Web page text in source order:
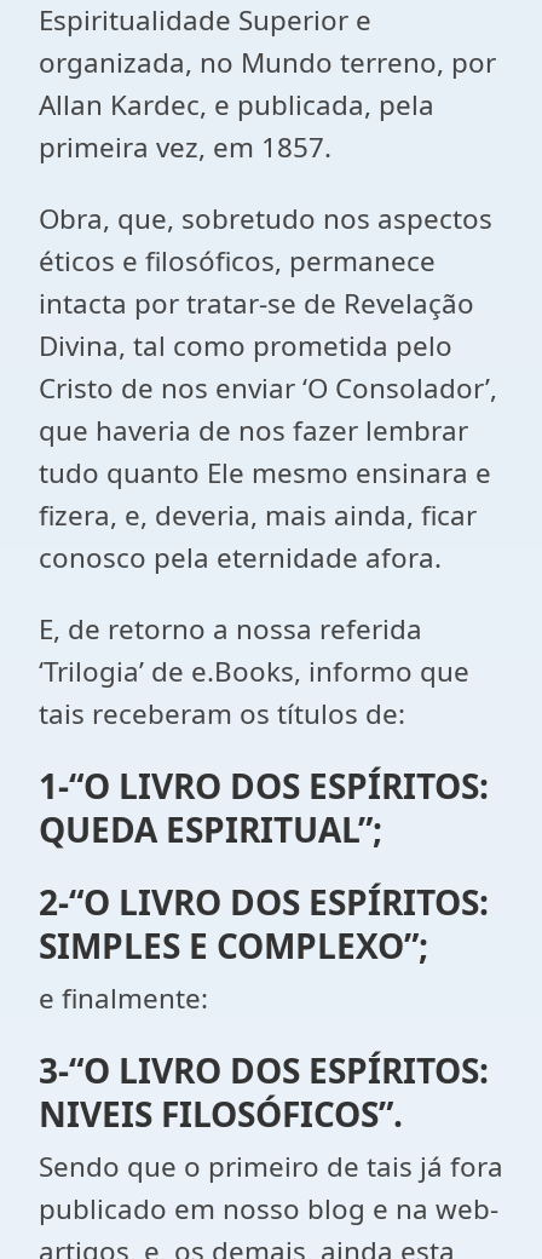
Espiritualidade Superior e
organizada, no Mundo terreno, por
Allan Kardec, e publicada, pela
primeira vez, em 1857.
Obra, que, sobretudo nos aspectos
éticos e filosóficos, permanece
intacta por tratar-se de Revelação
Divina, tal como prometida pelo
Cristo de nos enviar ‘O Consolador’,
que haveria de nos fazer lembrar
tudo quanto Ele mesmo ensinara e
fizera, e, deveria, mais ainda, ficar
conosco pela eternidade afora.
E, de retorno a nossa referida
‘Trilogia’ de e.Books, informo que
tais receberam os títulos de:
1-“O LIVRO DOS ESPÍRITOS:
QUEDA ESPIRITUAL”;
2-“O LIVRO DOS ESPÍRITOS:
SIMPLES E COMPLEXO”;
e finalmente:
3-“O LIVRO DOS ESPÍRITOS:
NIVEIS FILOSÓFICOS”.
Sendo que o primeiro de tais já fora
publicado em nosso blog e na web-
artigos, e, os demais, ainda esta